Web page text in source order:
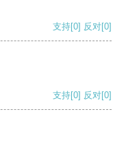
支持[0] 反对[0]
支持[0] 反对[0]